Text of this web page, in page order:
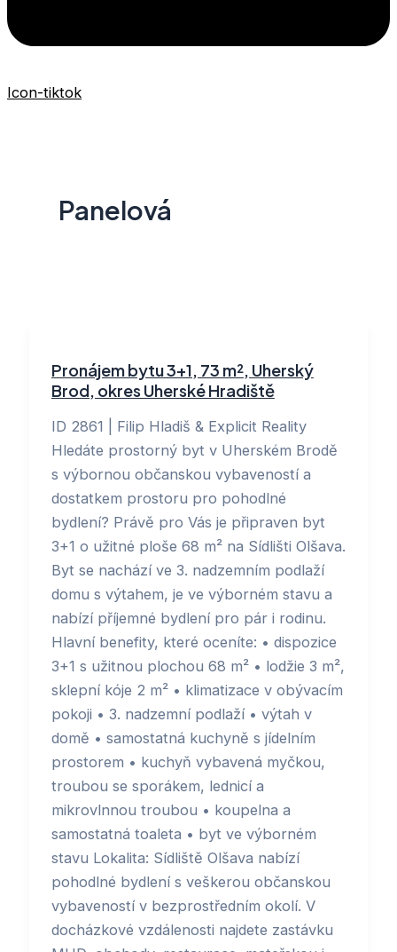
Icon-tiktok
Panelová
Pronájem bytu 3+1, 73 m², Uherský
Brod, okres Uherské Hradiště
ID 2861 | Filip Hladiš & Explicit Reality
Hledáte prostorný byt v Uherském Brodě
s výbornou občanskou vybaveností a
dostatkem prostoru pro pohodlné
bydlení? Právě pro Vás je připraven byt
3+1 o užitné ploše 68 m² na Sídlišti Olšava.
Byt se nachází ve 3. nadzemním podlaží
domu s výtahem, je ve výborném stavu a
nabízí příjemné bydlení pro pár i rodinu.
Hlavní benefity, které oceníte: • dispozice
3+1 s užitnou plochou 68 m² • lodžie 3 m²,
sklepní kóje 2 m² • klimatizace v obývacím
pokoji • 3. nadzemní podlaží • výtah v
domě • samostatná kuchyně s jídelním
prostorem • kuchyň vybavená myčkou,
troubou se sporákem, lednicí a
mikrovlnnou troubou • koupelna a
samostatná toaleta • byt ve výborném
stavu Lokalita: Sídliště Olšava nabízí
pohodlné bydlení s veškerou občanskou
vybaveností v bezprostředním okolí. V
docházkové vzdálenosti najdete zastávku